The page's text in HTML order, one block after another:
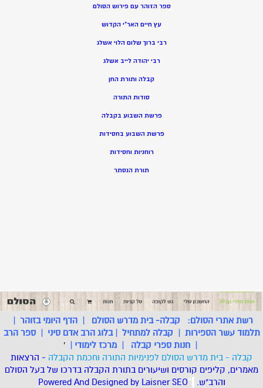
ספר הזוהר עם פירוש הסולם
עץ חיים האר”י הקדוש
רבי ברוך שלום הלוי אשלג
רבי יהודה לייב אשלג
קבלה ותורת החן
סודות התורה
פרשת השבוע בקבלה
פרשת השבוע בחסידות
רוחניות וחסידות
תורת הנסתר
רשת אתרי הסולם: קבלה- בית מדרש הסולם |הדף היומי בזוהר |
תלמוד עשר הספירות | קבלה למתחיל |בלוג הרב אדם סיני |ספר הרב
| חנות ספרי קבלה | מרכז לימודי |
'
קבלה - בית מדרש הסולם לפנימיות התורה וחכמת הקבלה - הרצאות
מאמרים, קליפים קורסים ושיעורים בתורת הקבלה בדרכו של בעל הסולם
והרב"ש. *
Powered And Designed by LaisnerSEO